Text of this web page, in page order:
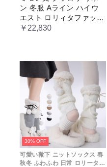
仮 通学
ン 冬服 Aライン ハイウ
エスト ロリィタファッシ
ョン レトロ風 クラシカ
￥22,830
30% OFF
可愛い靴下 ニットソックス 春
秋冬 ふわふわ 日常 ロリータ